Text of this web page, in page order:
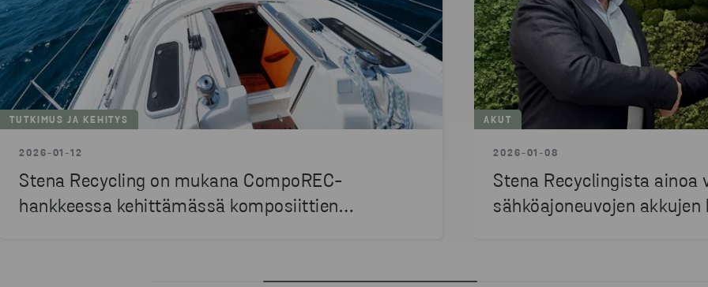
TUTKIMUS JA KEHITYS
2026-01-12
Stena Recycling on mukana CompoREC-
hankkeessa kehittämässä komposiittien
AKUT
2026-01-08
Stena Recyclingista ainoa
sähköajoneuvojen